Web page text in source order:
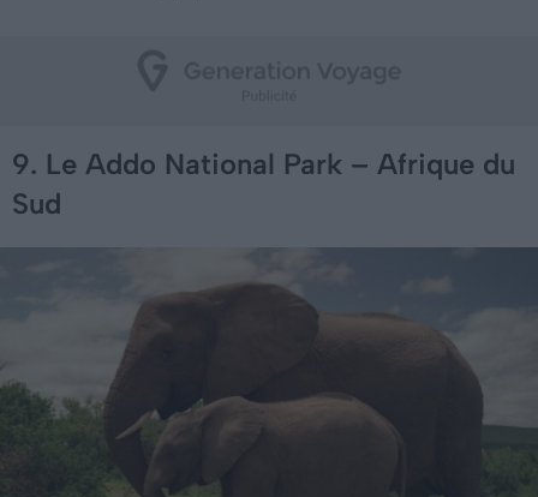
9. Le Addo National Park – Afrique du
Sud